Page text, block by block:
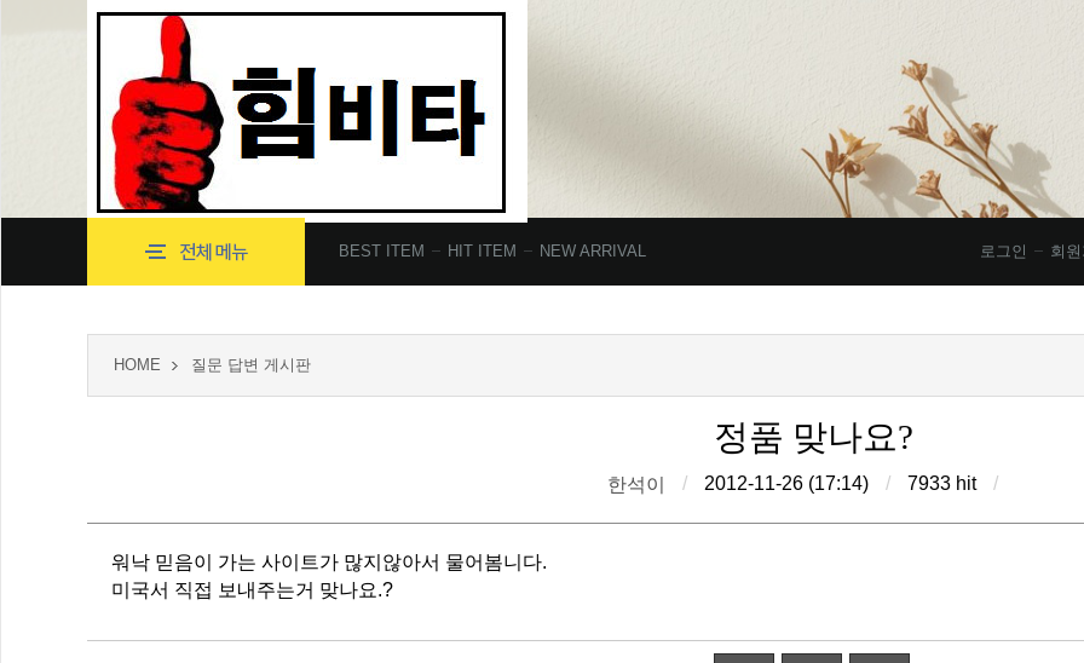
BEST ITEM HIT ITEM NEW ARRIVAL 회
로그인
HOME 질문 답변 게시판
정품 맞나요?
한석이 / 2012-11-26 (17:14) / 7933 hit /
워낙 믿음이 가는 사이트가 많지않아서 물어봄니다.
미국서 직접 보내주는거 맞나요.?